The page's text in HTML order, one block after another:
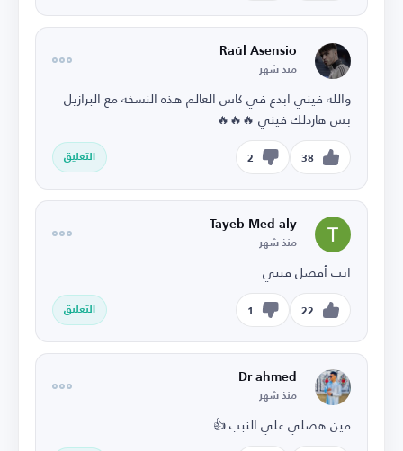
Raúl Asensio
منذ شهر
والله فيني ابدع في كاس العالم هذه النسخه مع البرازيل
بس هاردلك فيني 🔥🔥🔥
38
2 التعليق
Tayeb Med aly
منذ شهر
انت أفضل فيني
22
1 التعليق
Dr ahmed
منذ شهر
مين هصلي علي النبب 👍